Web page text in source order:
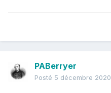
PABerryer
Posté 5 décembre 2020